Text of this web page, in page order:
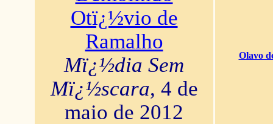
Otï¿½vio de
Ramalho
Mï¿½dia Sem
Mï¿½scara, 4 de
maio de 2012
Olavo